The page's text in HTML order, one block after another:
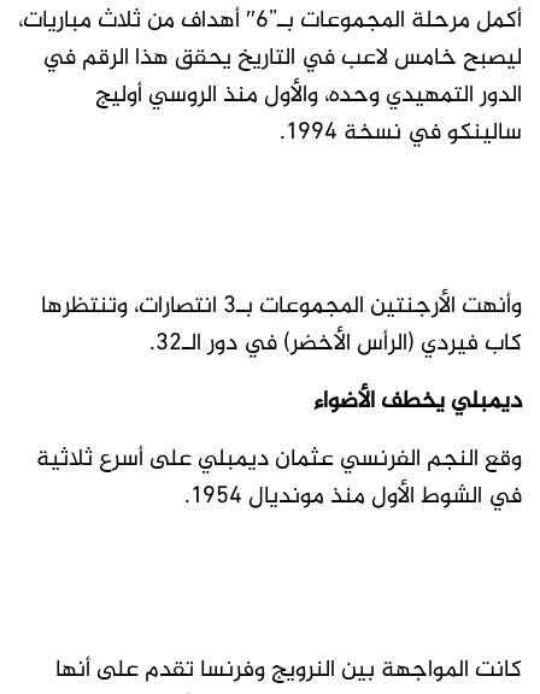
أكمل مرحلة المجموعات بـ”6″ أهداف من ثلاث مباريات،
ليصبح خامس لاعب في التاريخ يحقق هذا الرقم في
الدور التمهيدي وحده، والأول منذ الروسي أوليج
سالينكو في نسخة 1994.
وأنهت الأرجنتين المجموعات بـ3 انتصارات، وتنتظرها
كاب فيردي (الرأس الأخضر) في دور الـ32.
ديمبلي يخطف الأضواء
وقع النجم الفرنسي عثمان ديمبلي على أسرع ثلاثية
في الشوط الأول منذ مونديال 1954.
كانت المواجهة بين النرويج وفرنسا تقدم على أنها